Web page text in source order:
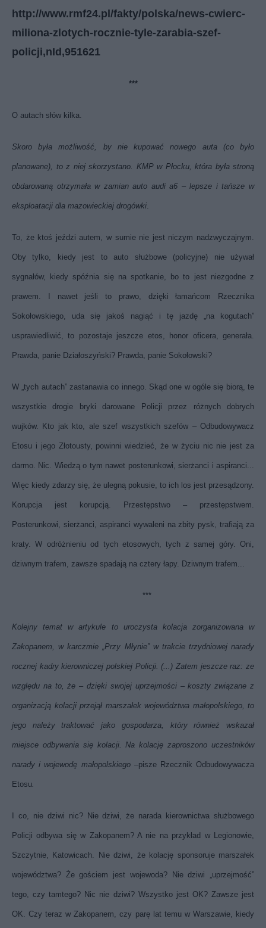
http://www.rmf24.pl/fakty/polska/news-cwierc-
miliona-zlotych-rocznie-tyle-zarabia-szef-
policji,nId,951621
***
O autach słów kilka.
Skoro była możliwość, by nie kupować nowego auta (co było
planowane), to z niej skorzystano. KMP w Płocku, która była stroną
obdarowaną otrzymała w zamian auto audi a6 – lepsze i tańsze w
eksploatacji dla mazowieckiej drogówki
To, że ktoś jeździ autem, w sumie nie jest niczym nadzwyczajnym.
Oby tylko, kiedy jest to auto służbowe (policyjne) nie używał
sygnałów, kiedy spóźnia się na spotkanie, bo to jest niezgodne z
prawem. I nawet jeśli to prawo, dzięki łamańcom Rzecznika
Sokołowskiego, uda się jakoś nagiąć i tę jazdę „na kogutach”
usprawiedliwić, to pozostaje jeszcze etos, honor oficera, generała.
Prawda, panie Działoszyński? Prawda, panie Sokołowski?
W „tych autach” zastanawia co innego. Skąd one w ogóle się biorą, te
wszystkie drogie bryki darowane Policji przez różnych dobrych
wujków. Kto jak kto, ale szef wszystkich szefów – Odbudowywacz
Etosu i jego Złotousty, powinni wiedzieć, że w życiu nic nie jest za
darmo. Nic. Wiedzą o tym nawet posterunkowi, sierżanci i aspiranci...
Więc kiedy zdarzy się, że ulegną pokusie, to ich los jest przesądzony.
Korupcja jest korupcją. Przestępstwo – przestępstwem.
Posterunkowi, sierżanci, aspiranci wywaleni na zbity pysk, trafiają za
kraty. W odróżnieniu od tych etosowych, tych z samej góry. Oni,
dziwnym trafem, zawsze spadają na cztery łapy. Dziwnym trafem...
***
Kolejny temat w artykule to uroczysta kolacja zorganizowana w
Zakopanem, w karczmie „Przy Młynie” w trakcie trzydniowej narady
rocznej kadry kierowniczej polskiej Policji. (...) Zatem jeszcze raz: ze
względu na to, że – dzięki swojej uprzejmości – koszty związane z
organizacją kolacji przejął marszałek województwa małopolskiego, to
jego należy traktować jako gospodarza, który również wskazał
miejsce odbywania się kolacji. Na kolację zaproszono uczestników
narady i wojewodę małopolskiego –pisze Rzecznik Odbudowywacza
Etosu
I co, nie dziwi nic? Nie dziwi, że narada kierownictwa służbowego
Policji odbywa się w Zakopanem? A nie na przykład w Legionowie,
Szczytnie, Katowicach. Nie dziwi, że kolację sponsoruje marszałek
województwa? Że gościem jest wojewoda? Nie dziwi „uprzejmość”
tego, czy tamtego? Nic nie dziwi? Wszystko jest OK? Zawsze jest
OK. Czy teraz w Zakopanem, czy parę lat temu w Warszawie, kiedy